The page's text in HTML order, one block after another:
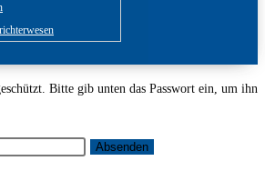
Bitte gib unten das Passwort ein, um ihn